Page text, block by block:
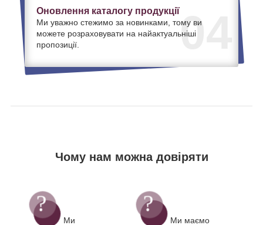
04
Оновлення каталогу продукції
Ми уважно стежимо за новинками, тому ви
можете розраховувати на найактуальніші
пропозиції.
Чому нам можна довіряти
Ми
Ми маємо